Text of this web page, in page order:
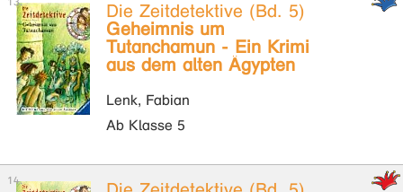
Die Zeitdetektive (Bd. 5)
Geheimnis um
Tutanchamun - Ein Krimi
aus dem alten Ägypten
Lenk, Fabian
Ab Klasse 5